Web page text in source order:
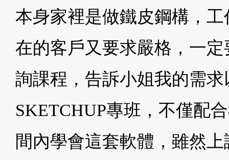
本身家裡是做鐵皮鋼構，
在的客戶又要求嚴格，一
詢課程，告訴小姐我的需
SKETCHUP專班，不僅配
間內學會這套軟體，雖然